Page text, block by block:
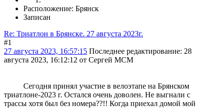
Расположение: Брянск
Записан
Re: Триатлон в Брянске. 27 августа 2023г.
#1
27 августа 2023, 16:57:15 Последнее редактирование: 28
августа 2023, 16:12:12 от Сергей МСМ
Сегодня принял участие в велоэтапе на Брянском
триатлоне-2023 г. Остался очень доволен. Не выгнали с
трассы хотя был без номера??!! Когда приехал домой мой